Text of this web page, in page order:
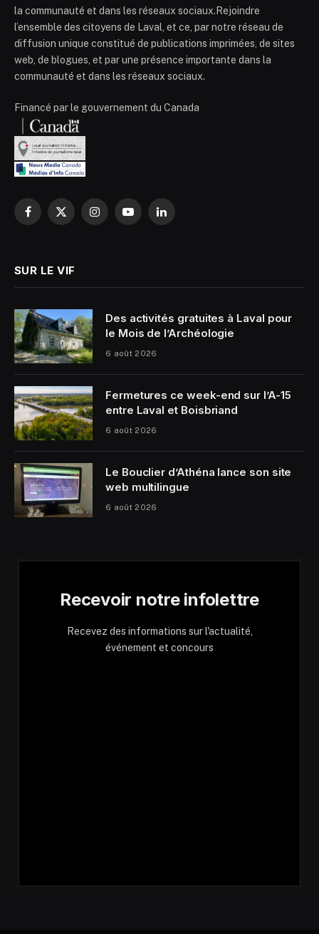
la communauté et dans les réseaux sociaux.Rejoindre
l’ensemble des citoyens de Laval, et ce, par notre réseau de
diffusion unique constitué de publications imprimées, de sites
web, de blogues, et par une présence importante dans la
communauté et dans les réseaux sociaux.
Financé par le gouvernement du Canada
Facebook
X
InstagramYouTubeLinkedIn
SUR LE VIF
Des activités gratuites à Laval pour
le Mois de l’Archéologie
6 août 2026
Fermetures ce week-end sur l’A-15
entre Laval et Boisbriand
6 août 2026
Le Bouclier d’Athéna lance son site
web multilingue
6 août 2026
Recevoir notre infolettre
Recevez des informations sur l'actualité,
événement et concours